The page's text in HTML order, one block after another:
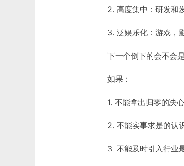
2. 高度集中：研发和
3. 泛娱乐化：游戏，
下一个倒下的会不会
如果：
1. 不能拿出归零的决
2. 不能实事求是的认
3. 不能及时引入行业